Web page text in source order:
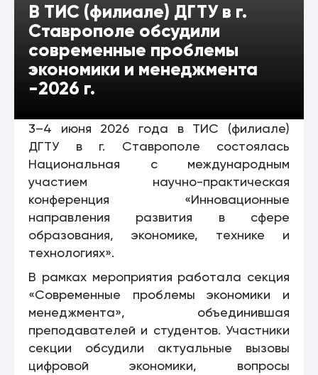
В ТИС (филиале) ДГТУ в г.
Ставрополе обсудили
современные проблемы
экономики и менеджмента
-2026 г.
3–4 июня 2026 года в ТИС (филиале)
ДГТУ в г. Ставрополе состоялась
Национальная с международным
участием научно-практическая
конференция «Инновационные
направления развития в сфере
образования, экономике, технике и
технологиях».
В рамках мероприятия работала секция
«Современные проблемы экономики и
менеджмента», объединившая
преподавателей и студентов. Участники
секции обсудили актуальные вызовы
цифровой экономики, вопросы